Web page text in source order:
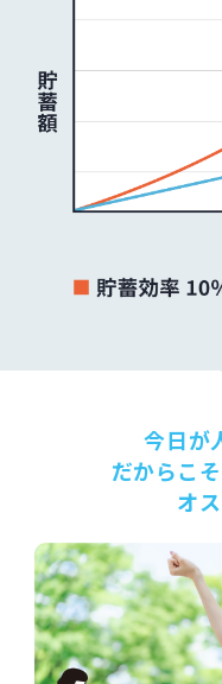
今日が
だからこ
オ